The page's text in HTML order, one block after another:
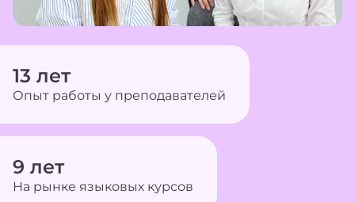
13 лет
Опыт работы у преподавателей
9 лет
На рынке языковых курсов